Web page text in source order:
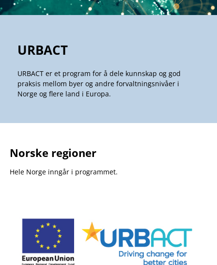
URBACT
URBACT er et program for å dele kunnskap og god
praksis mellom byer og andre forvaltningsnivåer i
Norge og flere land i Europa.
Norske regioner
Hele Norge inngår i programmet.